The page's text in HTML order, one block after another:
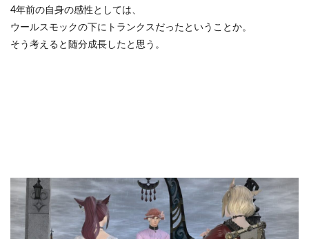
4年前の自身の感性としては、
ウールスモックの下にトランクスだったということか。
そう考えると随分成長したと思う。